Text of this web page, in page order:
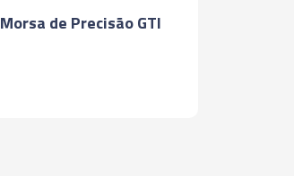
Morsa de Precisão GTI